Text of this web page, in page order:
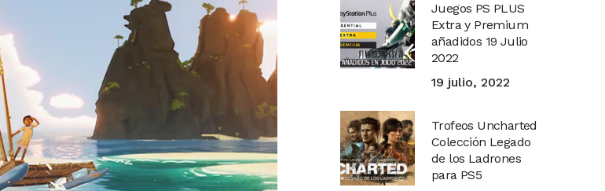
Juegos PS PLUS
Extra y Premium
añadidos 19 Julio
2022
19 julio, 2022
Trofeos Uncharted
Colección Legado
de los Ladrones
para PS5